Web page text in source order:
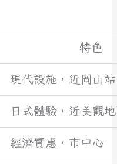
特色
現代設施，近岡山站
日式體驗，近美觀
經濟實惠，市中心